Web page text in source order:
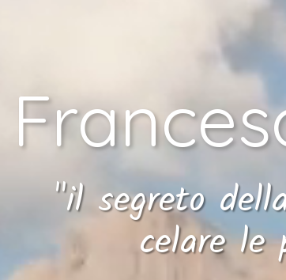
"il segreto
celare le